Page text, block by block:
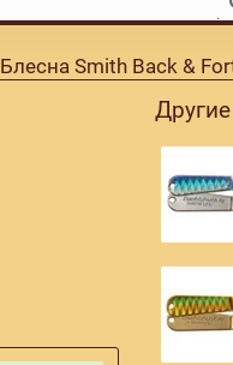
Блесна Smith Back &